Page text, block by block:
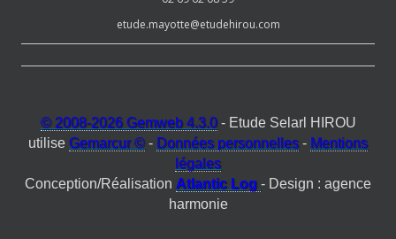
etude.mayotte@etudehirou.com
© 2008-2026 Gemweb 4.3.0- Etude Selarl HIROU
utilise Gemarcur © - Données personnelles - Mentions
légales
Conception/Réalisation Atlantic Log - Design : agence
harmonie